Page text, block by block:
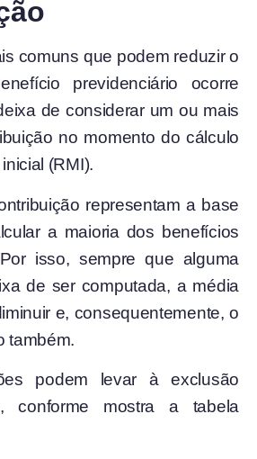
comuns que podem reduzir o
previdenciário ocorre
de considerar um ou mais
no momento do cálculo
(RMI).
representam a base
a maioria dos benefícios
isso, sempre que alguma
de ser computada, a média
e, consequentemente, o
também.
podem levar à exclusão
conforme mostra a tabela